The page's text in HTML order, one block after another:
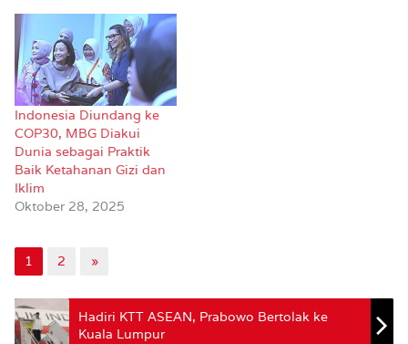
Indonesia Diundang ke
COP30, MBG Diakui
Dunia sebagai Praktik
Baik Ketahanan Gizi dan
Iklim
Oktober 28, 2025
1 2 »
Hadiri KTT ASEAN, Prabowo Bertolak ke
Kuala Lumpur